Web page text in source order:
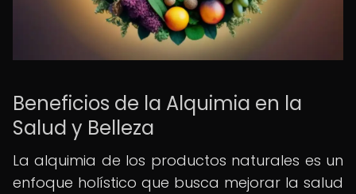
Beneficios de la Alquimia en la
Salud y Belleza
La alquimia de los productos naturales es un
enfoque holístico que busca mejorar la salud